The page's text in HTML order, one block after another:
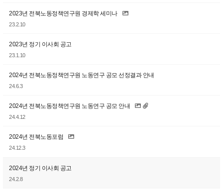
2023년 전북노동정책연구원 경제학 세미나
23.2.10
2023년 정기 이사회 공고
23.1.10
2024년 전북노동정책연구원 노동연구 공모 선정결과 안내
24.6.3
2024년 전북노동정책연구원 노동연구 공모 안내
24.4.12
2024년 전북노동포럼
24.12.3
2024년 정기 이사회 공고
24.2.8